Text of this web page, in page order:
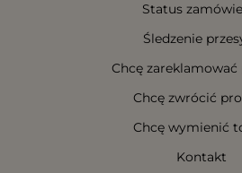
Status
Śledzenie
Chcę
Chcę zwrócić
Chcę wymienić
Kontakt